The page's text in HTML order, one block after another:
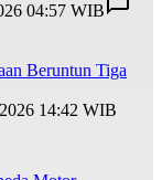
04:57 WIB
Beruntun Tiga
14:42 WIB